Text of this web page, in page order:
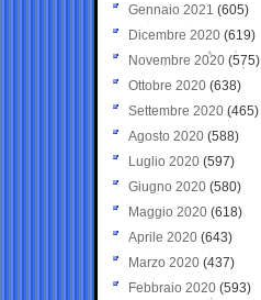
Gennaio 2021 (605)
Dicembre 2020 (619)
Novembre 2020 (575)
Ottobre 2020 (638)
Settembre 2020(465)
Agosto 2020 (588)
Luglio 2020 (597)
Giugno 2020 (580)
Maggio 2020 (618)
Aprile 2020 (643)
Marzo 2020 (437)
Febbraio 2020 (593)